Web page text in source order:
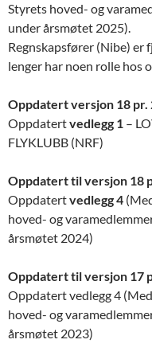
Styrets hoved- og
under årsmøtet 2025).
Regnskapsfører (Nibe) er
lenger har noen rolle hos
Oppdatert versjon 18 pr.
Oppdatertvedlegg 1 –
FLYKLUBB (NRF)
Oppdatert til versjon 18
Oppdatertvedlegg 4
hoved- og
årsmøtet 2024)
Oppdatert til versjon 17
Oppdatert vedlegg 4
hoved- og
årsmøtet 2023)